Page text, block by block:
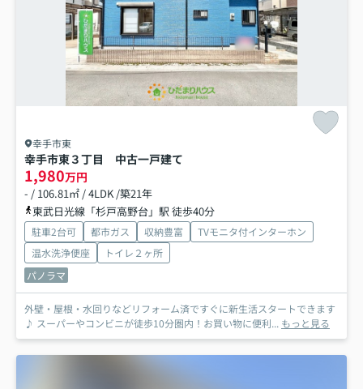
幸手市東
幸手市東３丁目 中古一戸建て
1,980万円
- / 106.81㎡ / 4LDK /築21年
東武日光線「杉戸高野台」駅 徒歩40分
駐車2台可 都市ガス 収納豊富
TVモニタ付インターホン
温水洗浄便座
トイレ２ヶ所
パノラマ
外壁・屋根・水回りなどリフォーム済ですぐに新生活スタートできます
♪ スーパーやコンビニが徒歩10分圏内！お買い物に便利... もっと見る